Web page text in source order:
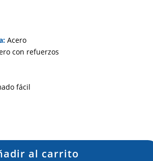
Acero
con refuerzos
fácil
al carrito